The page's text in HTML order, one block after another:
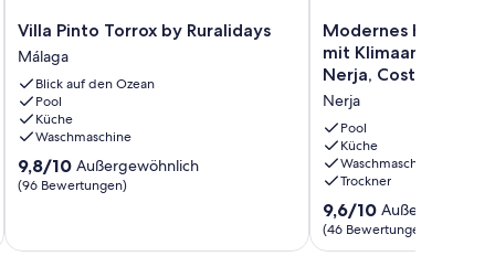
Villa
Pinto
Torrox
by
Ruralidays
Málaga
Villa Pinto Torrox by Ruralidays
Málaga
Blick auf den Ozean
Pool
Küche
Waschmaschine
9.8
von
9,8/10 Außergewöhnlich
(96 Bewertungen)
Modernes
Haus
für
5
Personen
mit
Klimaanlage
und
WiFi
in
Nerja,
Costa
Modernes Haus für
mit Klimaanlage und
Nerja, Costa Del
Nerja
Pool
Küche
Waschmaschine
Trockner
9.6
von
10,
9,6/10
(46 Bewertungen)